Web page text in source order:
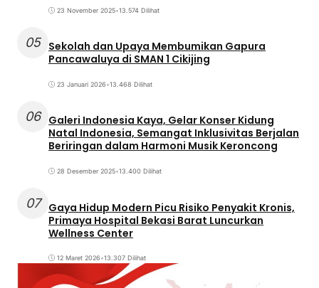
23 November 2025•13.574 Dilihat
05 Sekolah dan Upaya Membumikan Gapura
Pancawaluya di SMAN 1 Cikijing
23 Januari 2026•13.468 Dilihat
06 Galeri Indonesia Kaya, Gelar Konser Kidung
Natal Indonesia, Semangat Inklusivitas Berjalan
Beriringan dalam Harmoni Musik Keroncong
28 Desember 2025•13.400 Dilihat
07
Gaya Hidup Modern Picu Risiko Penyakit Kronis,
Primaya Hospital Bekasi Barat Luncurkan
Wellness Center
12 Maret 2026•13.307 Dilihat